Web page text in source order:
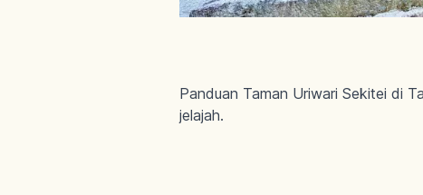
Panduan Taman Uriwari Sekitei di
jelajah.